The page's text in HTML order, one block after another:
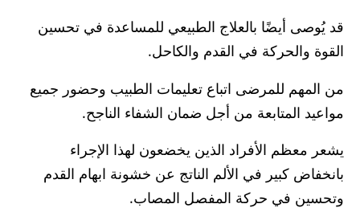
قد يُوصى أيضًا بالعلاج الطبيعي للمساعدة في تحسين
القوة والحركة في القدم والكاحل.
من المهم للمرضى اتباع تعليمات الطبيب وحضور جميع
مواعيد المتابعة من أجل ضمان الشفاء الناجح.
يشعر معظم الأفراد الذين يخضعون لهذا الإجراء
بانخفاض كبير في الألم الناتج عن خشونة ابهام القدم
وتحسين في حركة المفصل المصاب.